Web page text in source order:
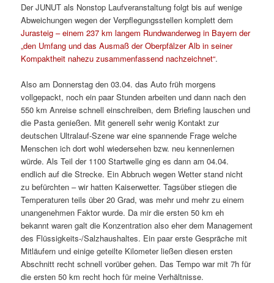
Der JUNUT als Nonstop Laufveranstaltung folgt bis auf wenige
Abweichungen wegen der Verpflegungsstellen komplett dem
Jurasteig – einem 237 km langem Rundwanderweg in Bayern der
„den Umfang und das Ausmaß der Oberpfälzer Alb in seiner
Kompaktheit nahezu zusammenfassend nachzeichnet“.
Also am Donnerstag den 03.04. das Auto früh morgens
vollgepackt, noch ein paar Stunden arbeiten und dann nach den
550 km Anreise schnell einschreiben, dem Briefing lauschen und
die Pasta genießen. Mit generell sehr wenig Kontakt zur
deutschen Ultralauf-Szene war eine spannende Frage welche
Menschen ich dort wohl wiedersehen bzw. neu kennenlernen
würde. Als Teil der 1100 Startwelle ging es dann am 04.04.
endlich auf die Strecke. Ein Abbruch wegen Wetter stand nicht
zu befürchten – wir hatten Kaiserwetter. Tagsüber stiegen die
Temperaturen teils über 20 Grad, was mehr und mehr zu einem
unangenehmen Faktor wurde. Da mir die ersten 50 km eh
bekannt waren galt die Konzentration also eher dem Management
des Flüssigkeits-/Salzhaushaltes. Ein paar erste Gespräche mit
Mitläufern und einige geteilte Kilometer ließen diesen ersten
Abschnitt recht schnell vorüber gehen. Das Tempo war mit 7h für
die ersten 50 km recht hoch für meine Verhältnisse.